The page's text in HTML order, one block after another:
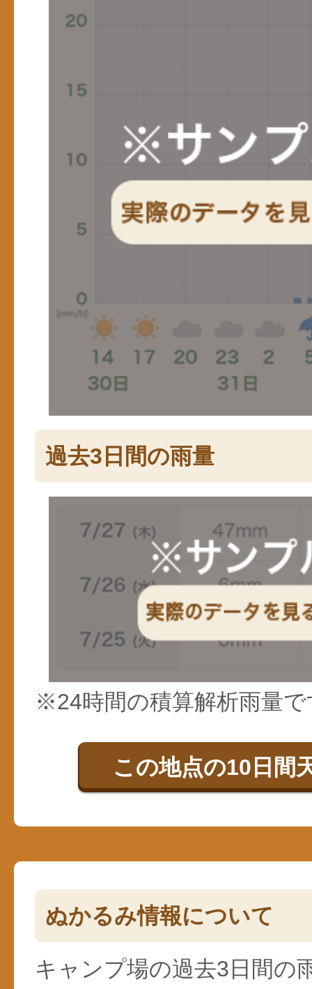
過去3日間の雨量
※24時間の積算解析雨量で
この地点の10日間
ぬかるみ情報について
キャンプ場の過去3日間の